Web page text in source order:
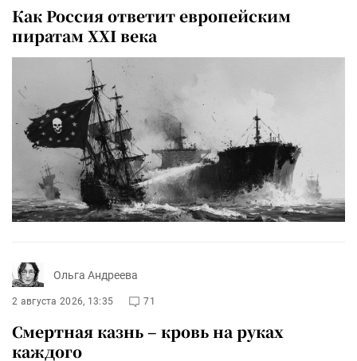
Как Россия ответит европейским
пиратам XXI века
Ольга Андреева
2 августа 2026, 13:35 71
Смертная казнь – кровь на руках
каждого